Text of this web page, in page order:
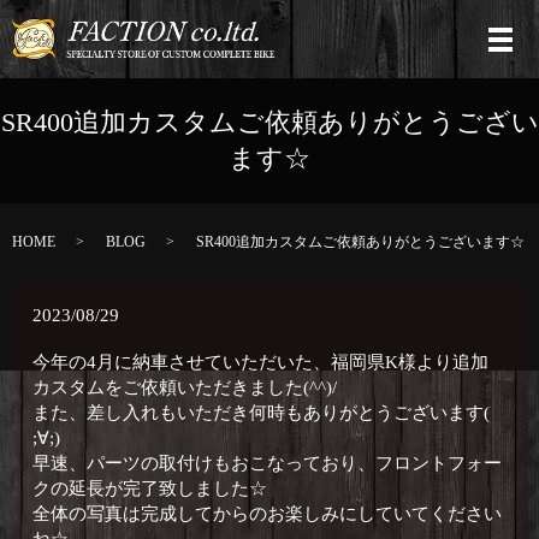
SR400追加カスタムご依頼ありがとうござい
ます☆
HOME BLOG SR400追加カスタムご依頼ありがとうございます☆
2023/08/29
今年の4月に納車させていただいた、福岡県K様より追加
カスタムをご依頼いただきました(^^)/
また、差し入れもいただき何時もありがとうございます(
;∀;)
早速、パーツの取付けもおこなっており、フロントフォー
クの延長が完了致しました☆
全体の写真は完成してからのお楽しみにしていてください